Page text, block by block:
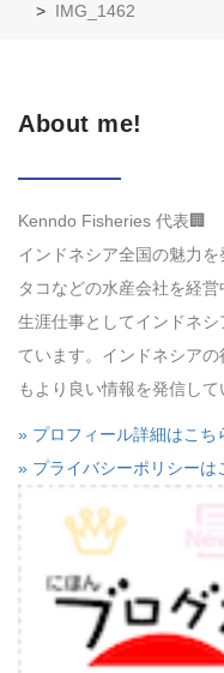
> IMG_1462
About me!
Kenndo Fisheries 代表🏢
インドネシア全国の魅力を
タコなどの水産会社を経営
生涯仕事としてインドネ
ています。インドネシア
もより良い情報を発信して
» プロフィール詳細はこち
» プライバシーポリシーは